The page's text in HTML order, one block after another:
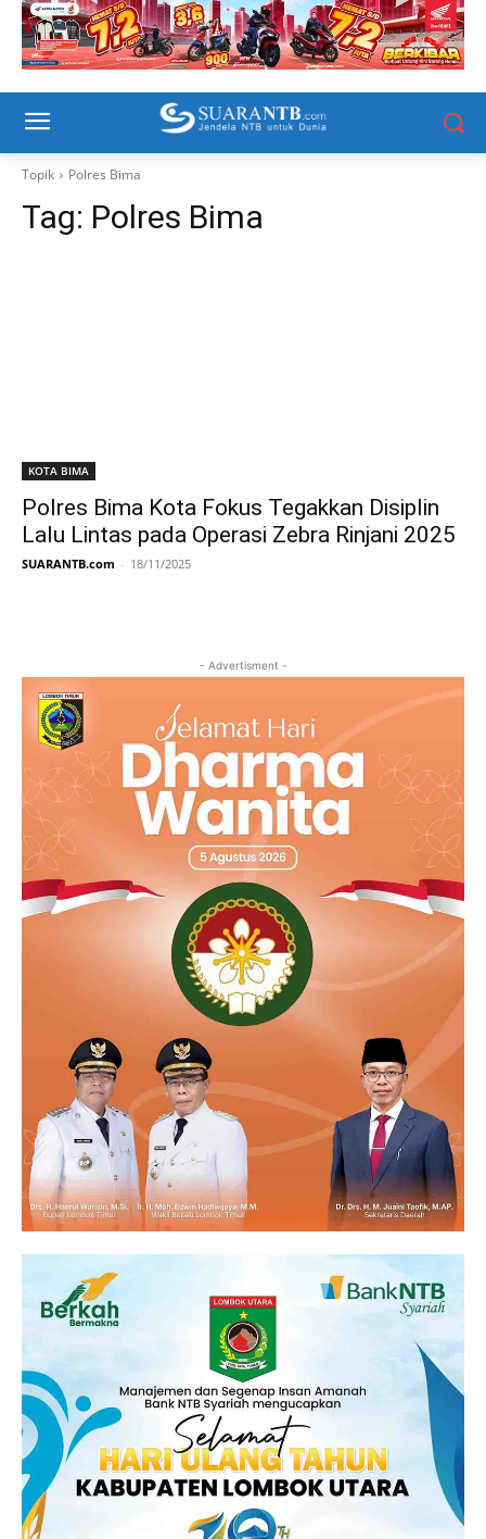
Topik Polres Bima
Tag: Polres Bima
KOTA BIMA
Polres Bima Kota Fokus Tegakkan Disiplin
Lalu Lintas pada Operasi Zebra Rinjani 2025
SUARANTB.com - 18/11/2025
- Advertisment -